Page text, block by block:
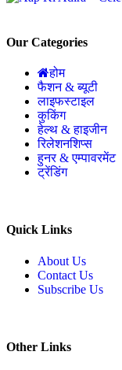
Our Categories
होम
फैशन & ब्यूटी
लाइफस्टाइल
कुकिंग
हेल्थ & हाइजीन
रिलेशनशिप्स
हुनर & एम्पावरमेंट
ट्रेंडिंग
Quick Links
About Us
Contact Us
Subscribe Us
Other Links